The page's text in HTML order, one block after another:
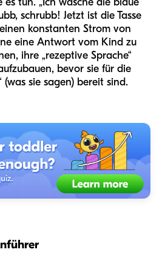
schrubb! Jetzt ist die Tasse
konstanten Strom von
eine Antwort vom Kind zu
ihre „rezeptive Sprache“
bevor sie für die
(was sie sagen) bereit sind.